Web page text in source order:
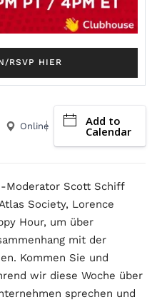
RSVP HIER
Online Add to
Calendar
Moderator Scott Schiff
Society, Lorence
Hour, um über
mit der
Kommen Sie und
wir diese Woche über
sprechen und